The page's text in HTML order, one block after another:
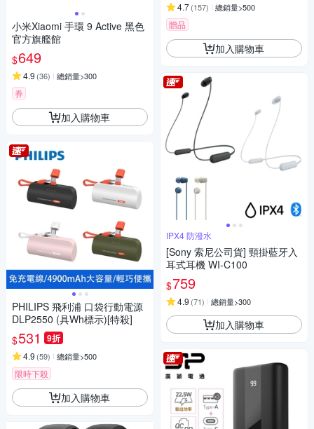
小米Xiaomi 手環 9 Active 黑色
官方旗艦館
$649
4.9 (36) 總銷量>300
券
加入購物車
PHILIPS 飛利浦 口袋行動電源
DLP2550 (具Wh標示)[特殺]
$531 9折
4.9 (59) 總銷量>500
限時下殺
加入購物車
4.7(157) 總銷量>500
贈品
加入購物車
IPX4 防潑水
[Sony 索尼公司貨] 頸掛藍牙入
耳式耳機 WI-C100
$759
4.9 (71) 總銷量>300
加入購物車